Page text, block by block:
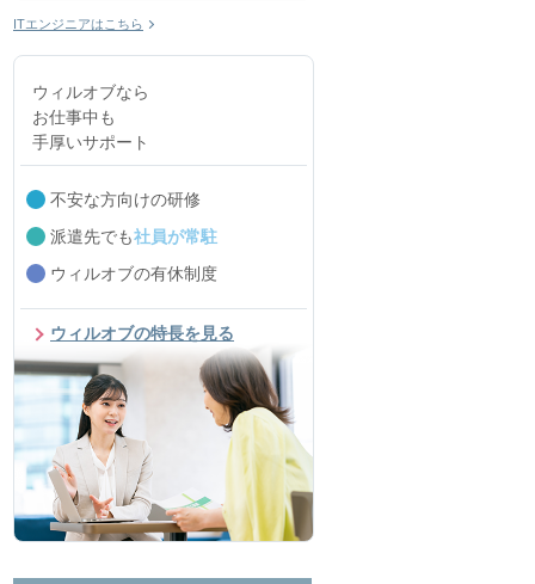
ITエンジニアはこちら
ウィルオブなら
お仕事中も
手厚いサポート
不安な方向けの研修
派遣先でも社員が常駐
ウィルオブの有休制度
ウィルオブの特長を見る